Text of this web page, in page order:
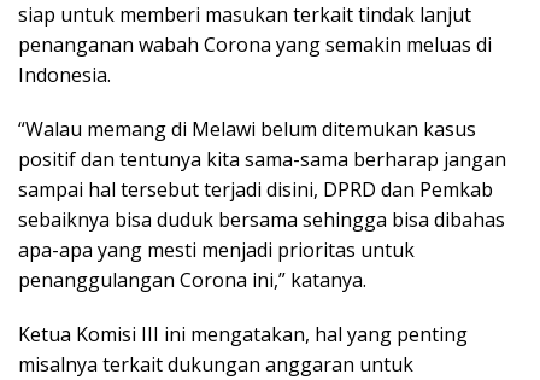
siap untuk memberi masukan terkait tindak lanjut
penanganan wabah Corona yang semakin meluas di
Indonesia.
“Walau memang di Melawi belum ditemukan kasus
positif dan tentunya kita sama-sama berharap jangan
sampai hal tersebut terjadi disini, DPRD dan Pemkab
sebaiknya bisa duduk bersama sehingga bisa dibahas
apa-apa yang mesti menjadi prioritas untuk
penanggulangan Corona ini,” katanya.
Ketua Komisi III ini mengatakan, hal yang penting
misalnya terkait dukungan anggaran untuk